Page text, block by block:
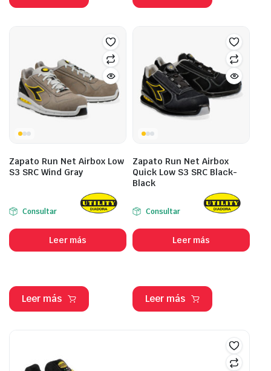
Zapato Run Net Airbox Low
S3 SRC Wind Gray
Consultar
Leer más
Leer más
Zapato Run Net Airbox
Quick Low S3 SRC Black-
Black
Consultar
Leer más
Leer más